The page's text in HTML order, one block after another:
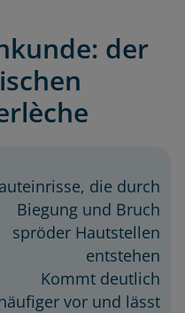
der
die durch
Biegung und Bruch
spröder Hautstellen
entstehen
Kommt deutlich
vor und lässt